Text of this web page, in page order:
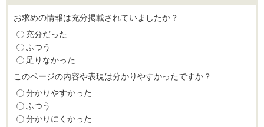
お求めの情報は充分掲載されていましたか？
充分だった
ふつう
足りなかった
このページの内容や表現は分かりやすかったですか？
分かりやすかった
ふつう
分かりにくかった